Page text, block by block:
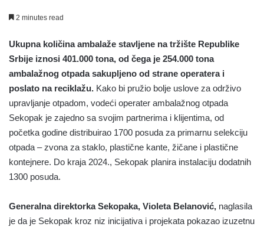
2 minutes read
Ukupna količina ambalaže stavljene na tržište Republike
Srbije iznosi 401.000 tona, od čega je 254.000 tona
ambalažnog otpada sakupljeno od strane operatera i
poslato na reciklažu. Kako bi pružio bolje uslove za održivo
upravljanje otpadom, vodeći operater ambalažnog otpada
Sekopak je zajedno sa svojim partnerima i klijentima, od
početka godine distribuirao 1700 posuda za primarnu selekciju
otpada – zvona za staklo, plastične kante, žičane i plastične
kontejnere. Do kraja 2024., Sekopak planira instalaciju dodatnih
1300 posuda.
Generalna direktorka Sekopaka, Violeta Belanović, naglasila
je da je Sekopak kroz niz inicijativa i projekata pokazao izuzetnu